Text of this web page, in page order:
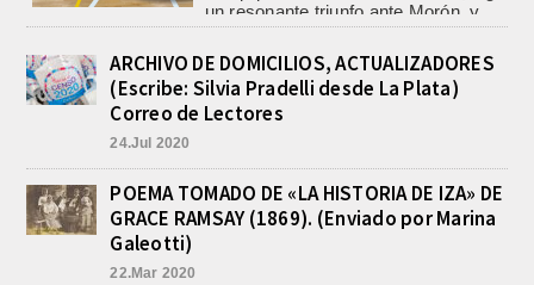
POLICIALES DE EMPALME.
APREHENDIERON A UN HOMBRE
Y UNA MUJER POR
COMERCIALIZAR DROGAS
agosto 8, 2026
En la noche del viernes, en calle
Rivadavia de Empalme, personal de
la Comisaría Segunda...
INCENDIO EN LA VIVIENDA DE UN
ARCHIVO DE DOMICILIOS, ACTUALIZADORES
(Escribe: Silvia Pradelli desde La Plata)
Correo de Lectores
24.Jul 2020
POEMA TOMADO DE «LA HISTORIA DE IZA» DE
GRACE RAMSAY (1869). (Enviado por Marina
Galeotti)
22.Mar 2020